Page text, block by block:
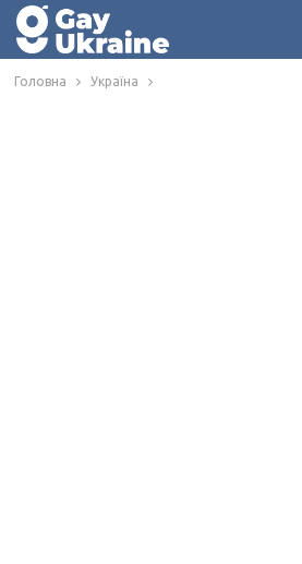
Головна Україна